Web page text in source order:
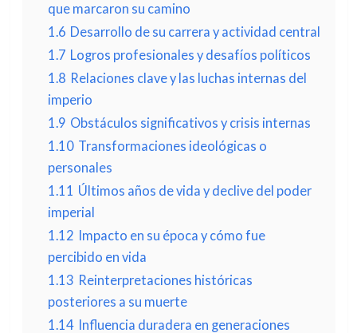
que marcaron su camino
1.6 Desarrollo de su carrera y actividad central
1.7 Logros profesionales y desafíos políticos
1.8 Relaciones clave y las luchas internas del
imperio
1.9 Obstáculos significativos y crisis internas
1.10 Transformaciones ideológicas o
personales
1.11 Últimos años de vida y declive del poder
imperial
1.12 Impacto en su época y cómo fue
percibido en vida
1.13 Reinterpretaciones históricas
posteriores a su muerte
1.14 Influencia duradera en generaciones